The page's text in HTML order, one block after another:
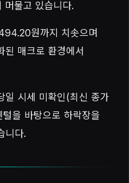
물고 있습니다.
원까지 치솟으며
된 매크로 환경에서
일 시세 미확인(최신 종가
을 바탕으로 하락장을
니다.